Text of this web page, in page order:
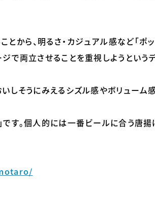
から、明るさ・カジュアル感など「ポッ
で両立させることを重視しようという
しそうにみえるシズル感やボリューム
す。個人的には一番ビールに合う唐揚